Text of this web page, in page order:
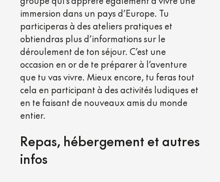
immersion dans un pays d’Europe. Tu
participeras à des ateliers pratiques et
obtiendras plus d’informations sur le
déroulement de ton séjour. C’est une
occasion en or de te préparer à l’aventure
que tu vas vivre. Mieux encore, tu feras tout
cela en participant à des activités ludiques et
en te faisant de nouveaux amis du monde
entier.
Repas, hébergement et autres
infos